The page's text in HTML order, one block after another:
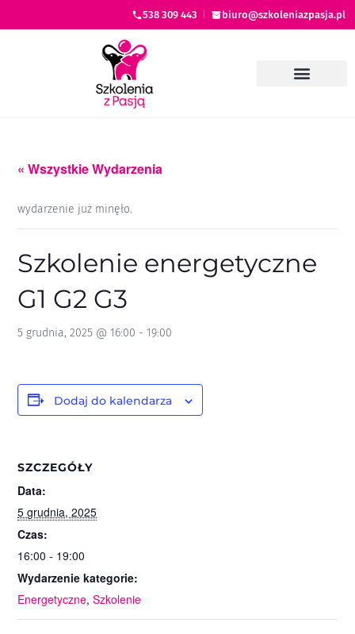
538 309 443 biuro@szkoleniazpasja.pl
« Wszystkie Wydarzenia
wydarzenie już minęło.
Szkolenie energetyczne
G1 G2 G3
5 grudnia, 2025 @ 16:00 - 19:00
Dodaj do kalendarza
SZCZEGÓŁY
Data:
5 grudnia, 2025
Czas:
16:00 - 19:00
Wydarzenie kategorie:
Energetyczne,Szkolenie